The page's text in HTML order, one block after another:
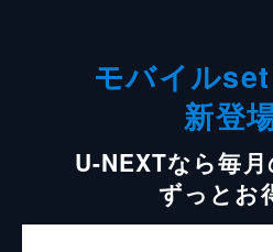
モバイル
新登
U-NEXTなら毎
ずっとお